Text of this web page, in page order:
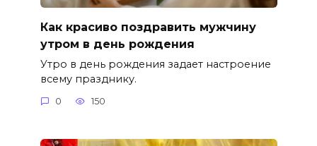
Как красиво поздравить мужчину
утром в день рождения
Утро в день рождения задает настроение
всему празднику.
0 150